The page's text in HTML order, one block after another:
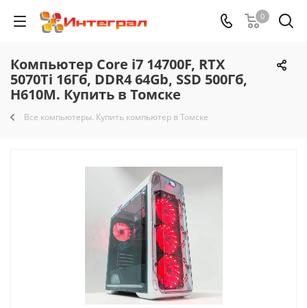
0
Компьютер Core i7 14700F, RTX
5070Ti 16Гб, DDR4 64Gb, SSD 500Гб,
H610M. Купить в Томске
Все компьютеры. Купить компьютер в Томске